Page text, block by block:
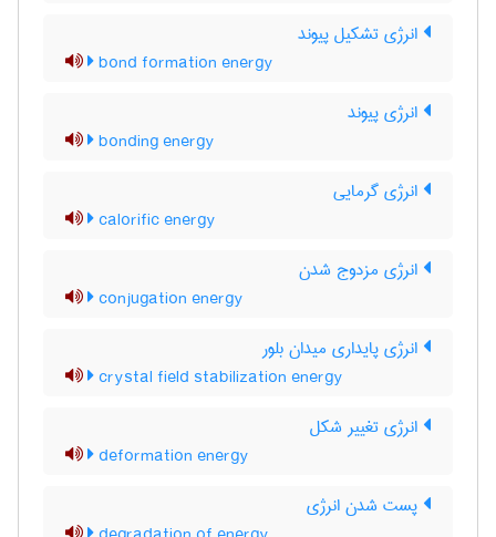
انرژی تشکیل پیوند
bond formation energy
انرژی پیوند
bonding energy
انرژی گرمایی
calorific energy
انرژی مزدوج شدن
conjugation energy
انرژی پایداری میدان بلور
crystal field stabilization energy
انرژی تغییر شکل
deformation energy
پست شدن انرژی